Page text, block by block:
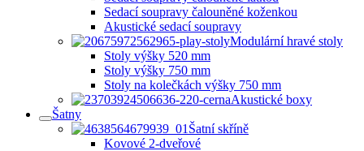
Sedací soupravy čalouněné koženkou
Akustické sedací soupravy
Modulární hravé stoly
Stoly výšky 520 mm
Stoly výšky 750 mm
Stoly na kolečkách výšky 750 mm
Akustické boxy
Šatny
Šatní skříně
Kovové 2-dveřové